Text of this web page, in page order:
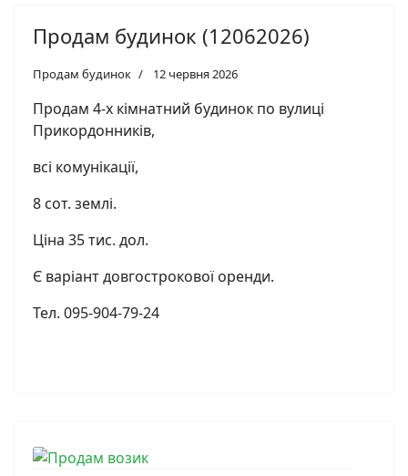
Продам будинок (12062026)
Продам будинок 12 червня 2026
Продам 4-х кімнатний будинок по вулиці
Прикордонників,
всі комунікації,
8 сот. землі.
Ціна 35 тис. дол.
Є варіант довгострокової оренди.
Тел. 095-904-79-24